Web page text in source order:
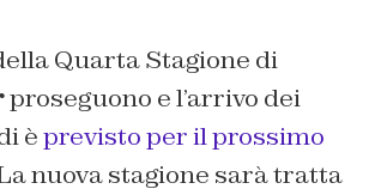
Quarta Stagione di
proseguono e l’arrivo dei
èprevisto per il prossimo
nuova stagione sarà tratta